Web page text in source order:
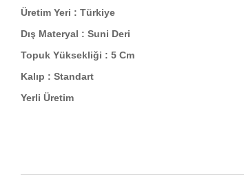
Üretim Yeri : Türkiye
Dış Materyal : Suni Deri
Topuk Yüksekliği : 5 Cm
Kalıp : Standart
Yerli Üretim